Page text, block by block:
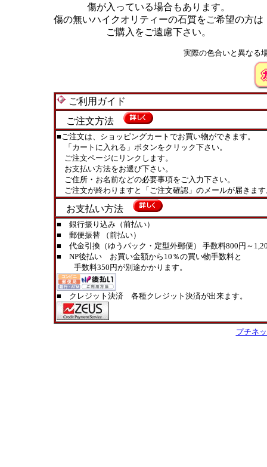
傷が入っている場合もあります。
傷の無いハイクオリティーの石質をご希望の方は
ご購入をご遠慮下さい。
実際の色合いと異なる
ご利用ガイド
ご注文方法
■ご注文は、ショッピングカートでお買い物ができます。
「カートに入れる」ボタンをクリック下さい。
ご注文ページにリンクします。
お支払い方法をお選び下さい。
ご住所・お名前などの必要事項をご入力下さい。
ご注文が終わりますと「ご注文確認」のメールが届きま
お支払い方法
■ 銀行振り込み（前払い）
■ 郵便振替 （前払い）
■ 代金引換（ゆうパック・定型外郵便） 手数料800円～
■ NP後払い お買い金額から10％の買い物手数料と
手数料350円が別途かかります。
■ クレジット決済 各種クレジット決済が出来ます。
プチネ